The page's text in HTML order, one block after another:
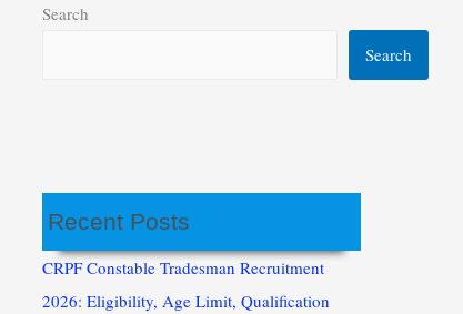
Search
Search
Recent Posts
CRPF Constable Tradesman Recruitment
2026: Eligibility, Age Limit, Qualification